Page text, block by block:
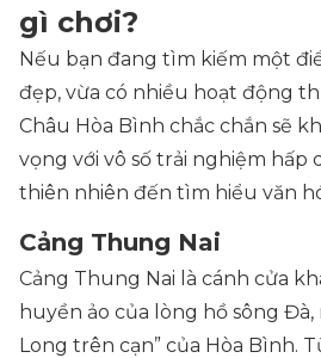
gì chơi?
Nếu bạn đang tìm kiếm một
đẹp, vừa có nhiều hoạt động
Châu Hòa Bình chắc chắn sẽ
vọng với vô số trải nghiệm hấp
thiên nhiên đến tìm hiểu văn
Cảng Thung Nai
Cảng Thung Nai là cánh cửa
huyền ảo của lòng hồ sông Đà,
Long trên cạn” của Hòa Bình.